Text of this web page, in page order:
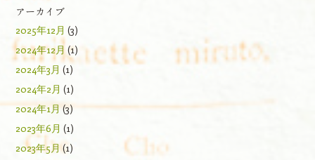
アーカイブ
2025年12月 (3)
2024年12月 (1)
2024年3月 (1)
2024年2月 (1)
2024年1月 (3)
2023年6月 (1)
2023年5月 (1)